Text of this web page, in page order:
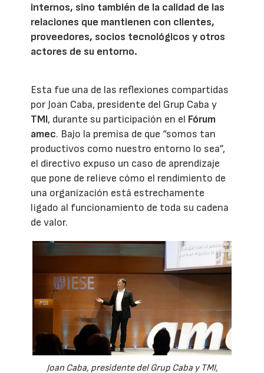
internos, sino también de la calidad de las
relaciones que mantienen con clientes,
proveedores, socios tecnológicos y otros
actores de su entorno.
Esta fue una de las reflexiones compartidas
por Joan Caba, presidente del Grup Caba y
TMI, durante su participación en el Fórum
amec. Bajo la premisa de que “somos tan
productivos como nuestro entorno lo sea”,
el directivo expuso un caso de aprendizaje
que pone de relieve cómo el rendimiento de
una organización está estrechamente
ligado al funcionamiento de toda su cadena
de valor.
Joan Caba, presidente del Grup Caba y TMI,